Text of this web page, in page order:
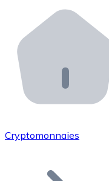
Distributeurs
Intégrez un
API Bitnovo
Intégrez notre
Rejoignez notre
Ajoutez le token
Cryptomonnaies